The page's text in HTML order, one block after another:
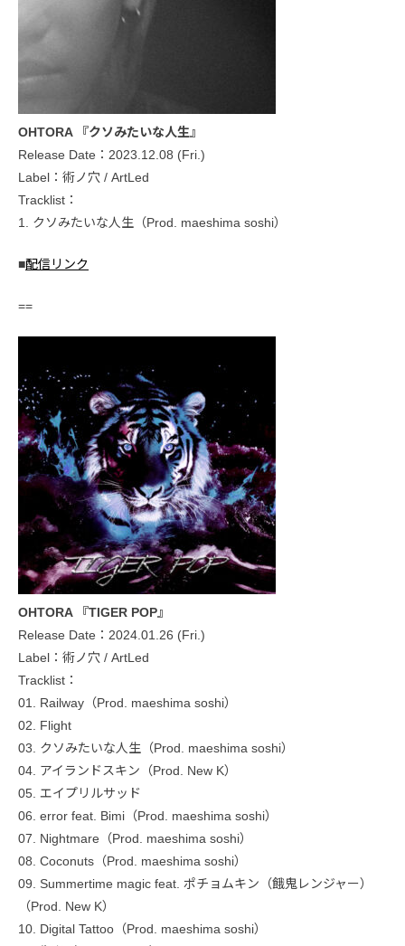
OHTORA 『クソみたいな人生』
Release Date：2023.12.08 (Fri.)
Label：術ノ穴 / ArtLed
Tracklist：
1. クソみたいな人生（Prod. maeshima soshi）
■配信リンク
==
OHTORA 『TIGER POP』
Release Date：2024.01.26 (Fri.)
Label：術ノ穴 / ArtLed
Tracklist：
01. Railway（Prod. maeshima soshi）
02. Flight
03. クソみたいな人生（Prod. maeshima soshi）
04. アイランドスキン（Prod. New K）
05. エイプリルサッド
06. error feat. Bimi（Prod. maeshima soshi）
07. Nightmare（Prod. maeshima soshi）
08. Coconuts（Prod. maeshima soshi）
09. Summertime magic feat. ポチョムキン（餓鬼レンジャー）
（Prod. New K）
10. Digital Tattoo（Prod. maeshima soshi）